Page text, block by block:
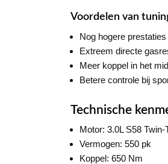
Voordelen van
Nog hogere prestaties
Extreem directe
Meer koppel in het
Betere controle bij
Technische
Motor: 3.0L S58 Twin-
Vermogen: 550 pk
Koppel: 650 Nm